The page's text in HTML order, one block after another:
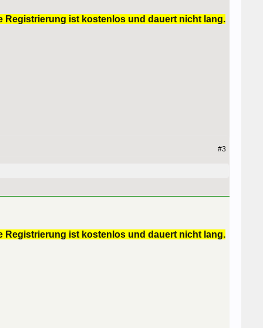
Registrierung ist kostenlos und dauert nicht lang.
#3
Registrierung ist kostenlos und dauert nicht lang.